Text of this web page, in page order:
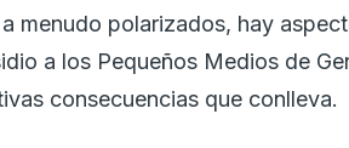
menudo polarizados, hay
a los Pequeños Medios de
consecuencias que conlleva.